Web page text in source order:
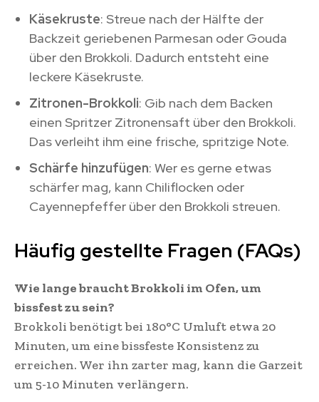
Käsekruste: Streue nach der Hälfte der
Backzeit geriebenen Parmesan oder Gouda
über den Brokkoli. Dadurch entsteht eine
leckere Käsekruste.
Zitronen-Brokkoli: Gib nach dem Backen
einen Spritzer Zitronensaft über den Brokkoli.
Das verleiht ihm eine frische, spritzige Note.
Schärfe hinzufügen: Wer es gerne etwas
schärfer mag, kann Chiliflocken oder
Cayennepfeffer über den Brokkoli streuen.
Häufig gestellte Fragen (FAQs)
Wie lange braucht Brokkoli im Ofen, um
bissfest zu sein?
Brokkoli benötigt bei 180°C Umluft etwa 20
Minuten, um eine bissfeste Konsistenz zu
erreichen. Wer ihn zarter mag, kann die Garzeit
um 5-10 Minuten verlängern.